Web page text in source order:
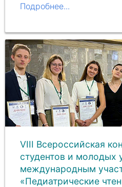
Подробнее...
VIII Всероссийская
студентов и молодых
международным
«Педиатрические